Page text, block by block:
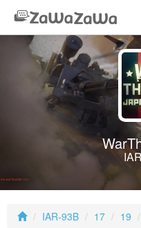
IAR-93B 17 19